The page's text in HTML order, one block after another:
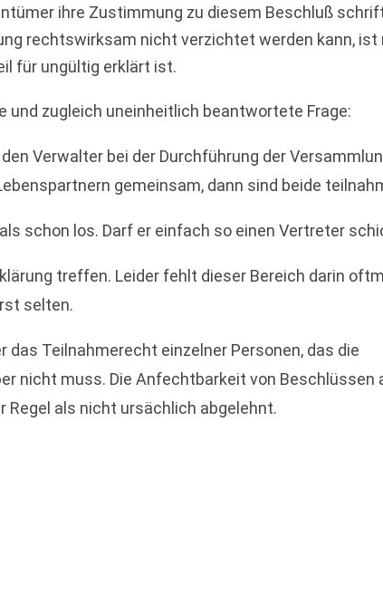
ihre Zustimmung zu diesem Beschluß
rechtswirksam nicht verzichtet werden kann, ist
für ungültig erklärt ist.
und zugleich uneinheitlich beantwortete Frage:
Verwalter bei der Durchführung der
gemeinsam, dann sind beide
schon los. Darf er einfach so einen Vertreter
treffen. Leider fehlt dieser Bereich darin
selten.
Teilnahmerecht einzelner Personen, das die
nicht muss. Die Anfechtbarkeit von Beschlüssen
Regel als nicht ursächlich abgelehnt.